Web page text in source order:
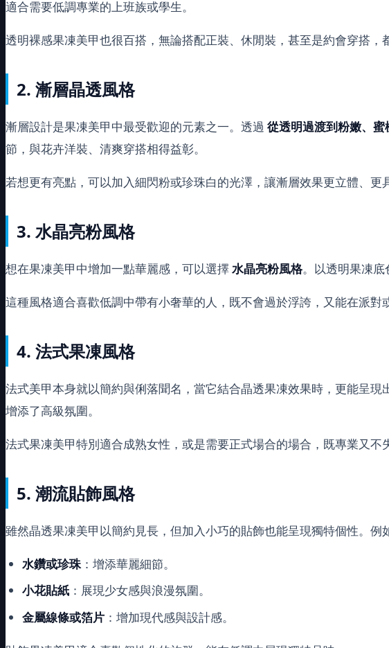
適合需要低調專業的上班族或學生。
透明裸感果凍美甲也很百搭，無論搭配正裝、休閒裝，甚至是約會穿搭，
2. 漸層晶透風格
漸層設計是果凍美甲中最受歡迎的元素之一。透過 從透明過渡到粉嫩、
節，與花卉洋裝、清爽穿搭相得益彰。
若想更有亮點，可以加入細閃粉或珍珠白的光澤，讓漸層效果更立體、更
3. 水晶亮粉風格
想在果凍美甲中增加一點華麗感，可以選擇水晶亮粉風格。以透明果凍底
這種風格適合喜歡低調中帶有小奢華的人，既不會過於浮誇，又能在派
4. 法式果凍風格
法式美甲本身就以簡約與俐落聞名，當它結合晶透果凍效果時，更能呈現
增添了高級氛圍。
法式果凍美甲特別適合成熟女性，或是需要正式場合的場合，既專業又不
5. 潮流貼飾風格
雖然晶透果凍美甲以簡約見長，但加入小巧的貼飾也能呈現獨特個性。例
水鑽或珍珠：增添華麗細節。
小花貼紙 ：展現少女感與浪漫氛圍。
金屬線條或箔片 ：增加現代感與設計感。